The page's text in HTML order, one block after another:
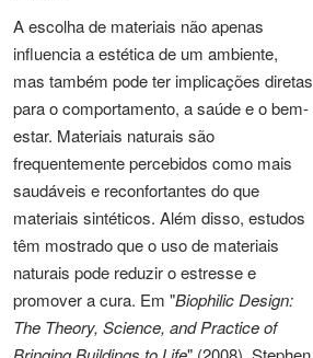
A escolha de materiais não apenas
influencia a estética de um ambiente,
mas também pode ter implicações diretas
para o comportamento, a saúde e o bem-
estar. Materiais naturais são
frequentemente percebidos como mais
saudáveis e reconfortantes do que
materiais sintéticos. Além disso, estudos
têm mostrado que o uso de materiais
naturais pode reduzir o estresse e
promover a cura. Em "Biophilic Design:
The Theory, Science, and Practice of